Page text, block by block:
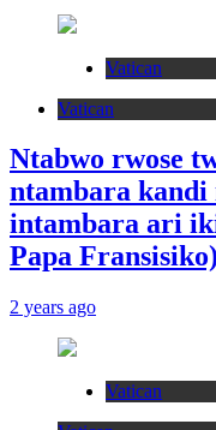
Vatican
Vatican
Ntabwo rwose
ntambara
intambara ari
Papa Fransisiko)
2 years ago
Vatican